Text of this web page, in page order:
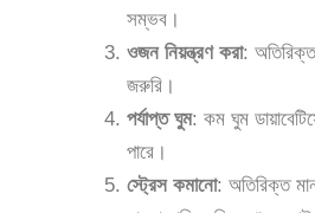
সম্ভব।
ওজন নিয়ন্ত্রণ করা:
জরুরি।
পর্যাপ্ত ঘুম: কম ঘুম
পারে।
স্ট্রেস কমানো: অতিরিক্ত